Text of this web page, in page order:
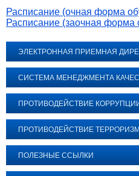
Расписание (очная форма
Расписание (заочная форма
ЭЛЕКТРОННАЯ ПРИЕМНАЯ
СИСТЕМА МЕНЕДЖМЕНТА
ПРОТИВОДЕЙСТВИЕ
ПРОТИВОДЕЙСТВИЕ
ПОЛЕЗНЫЕ ССЫЛКИ